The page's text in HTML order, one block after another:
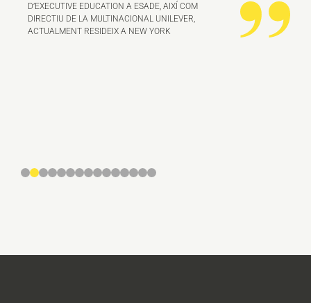
D’EXECUTIVE EDUCATION A ESADE, AIXÍ COM
DIRECTIU DE LA MULTINACIONAL UNILEVER,
ACTUALMENT RESIDEIX A NEW YORK